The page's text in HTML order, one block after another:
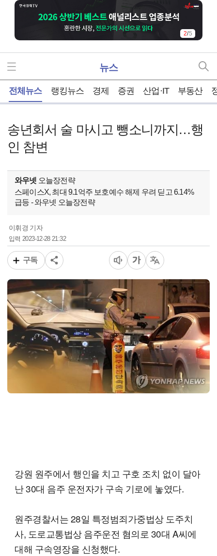
2/5
뉴스
전체뉴스 랭킹뉴스 경제 증권 산업·IT 부동산
송년회서 술 마시고 뺑소니까지…행
인 참변
와우넷 오늘장전략
스페이스X, 최대 9.1억주 보호예수 해제 우려 딛고 6.14%
급등 - 와우넷 오늘장전략
이휘경 기자
입력2023-12-28 21:32
구독
강원 원주에서 행인을 치고 구호 조치 없이 달아
난 30대 음주 운전자가 구속 기로에 놓였다.
원주경찰서는 28일 특정범죄가중법상 도주치
사, 도로교통법상 음주운전 혐의로 30대 A씨에
대해 구속영장을 신청했다.